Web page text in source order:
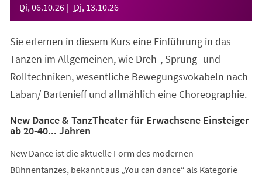
Di, 06.10.26 Di, 13.10.26
Sie erlernen in diesem Kurs eine Einführung in das
Tanzen im Allgemeinen, wie Dreh-, Sprung- und
Rolltechniken, wesentliche Bewegungsvokabeln nach
Laban/ Bartenieff und allmählich eine Choreographie.
New Dance & TanzTheater für Erwachsene Einsteiger
ab 20-40... Jahren
New Dance ist die aktuelle Form des modernen
Bühnentanzes, bekannt aus „You can dance“ als Kategorie